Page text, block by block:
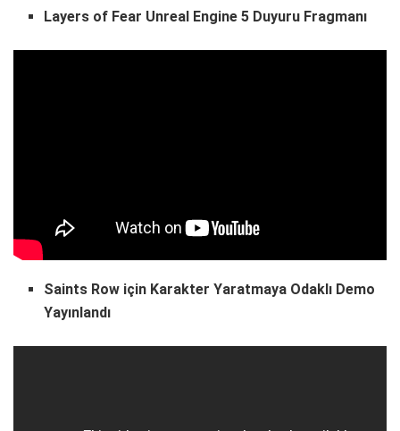
Layers of Fear Unreal Engine 5 Duyuru Fragmanı
Saints Row için Karakter Yaratmaya Odaklı Demo
Yayınlandı